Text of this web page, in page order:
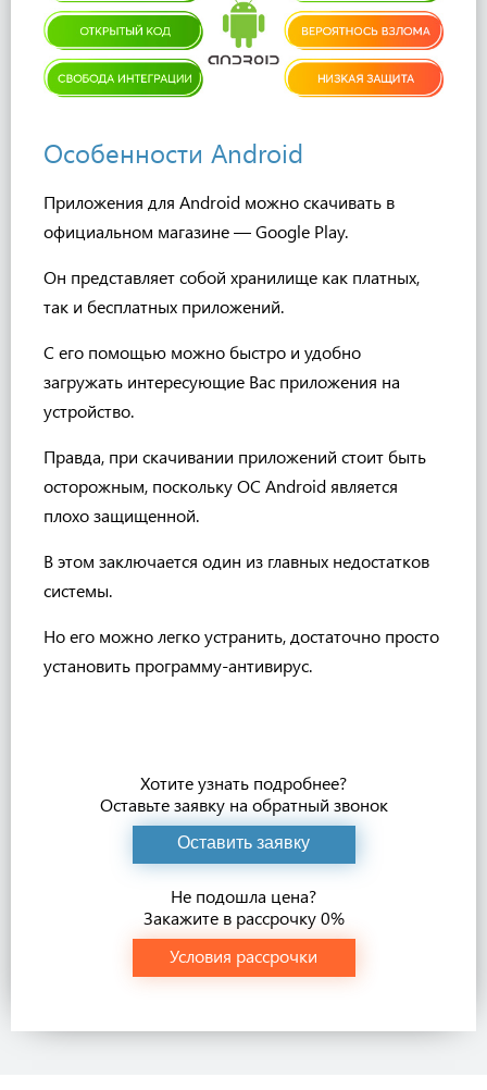
Особенности Android
Приложения для Android можно скачивать в
официальном магазине — Google Play.
Он представляет собой хранилище как платных,
так и бесплатных приложений.
С его помощью можно быстро и удобно
загружать интересующие Вас приложения на
устройство.
Правда, при скачивании приложений стоит быть
осторожным, поскольку ОС Android является
плохо защищенной.
В этом заключается один из главных недостатков
системы.
Но его можно легко устранить, достаточно просто
установить программу-антивирус.
Хотите узнать подробнее?
Оставьте заявку на обратный звонок
Оставить заявку
Не подошла цена?
Закажите в рассрочку 0%
Условия рассрочки